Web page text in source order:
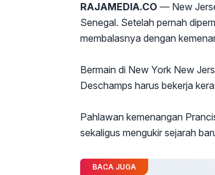
RAJAMEDIA.CO — New
Senegal. Setelah pernah
membalasnya dengan
Bermain di New York New
Deschamps harus bekerja
Pahlawan kemenangan
sekaligus mengukir sejarah
BACA JUGA